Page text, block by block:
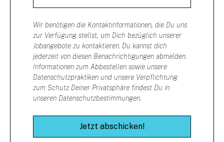
Wir benötigen die Kontaktinformationen, die Du uns
zur Verfügung stellst, um Dich bezüglich unserer
Jobangebote zu kontaktieren. Du kannst dich
jederzeit von diesen Benachrichtigungen abmelden.
Informationen zum Abbestellen sowie unsere
Datenschutzpraktiken und unsere Verpflichtung
zum Schutz Deiner Privatsphäre findest Du in
unseren Datenschutzbestimmungen.